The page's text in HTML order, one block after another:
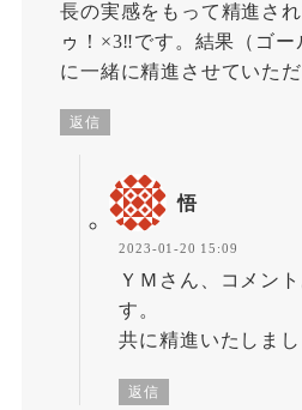
長の実感をもって精進さ
ゥ！×3‼です。結果（ゴー
に一緒に精進させていた
返信
悟
2023-01-20 15:09
ＹＭさん、コメン
す。
共に精進いたしまし
返信